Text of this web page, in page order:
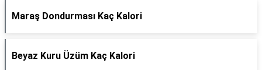
Maraş Dondurması Kaç Kalori
Beyaz Kuru Üzüm Kaç Kalori